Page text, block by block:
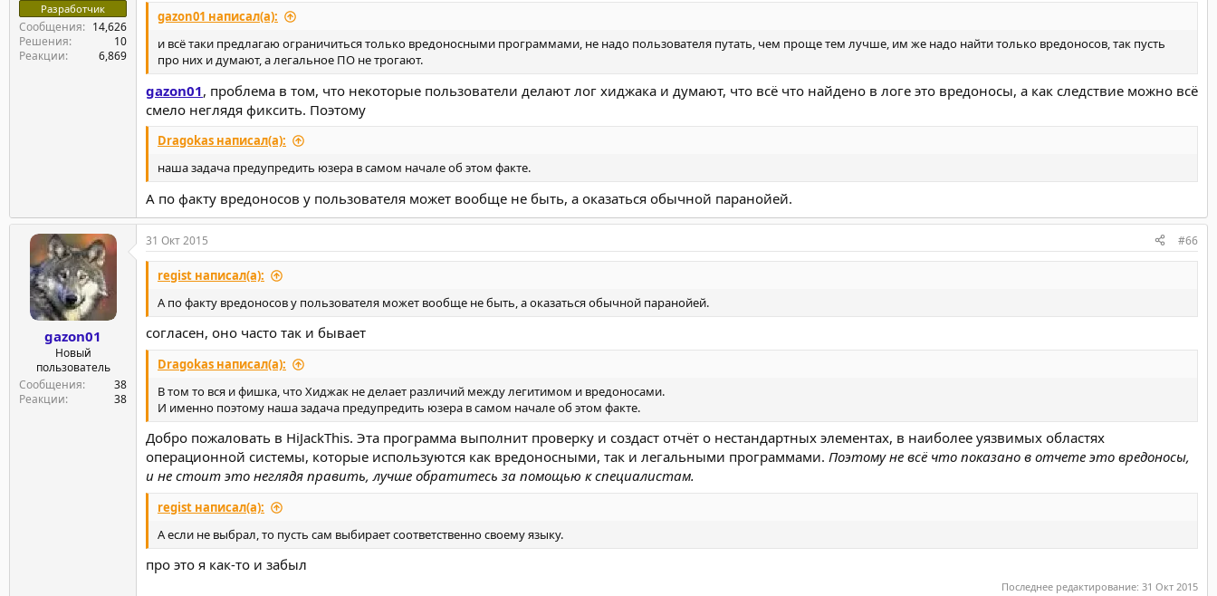
Разработчик
Сообщения
14,626
Решения
10
Реакции
6,869
gazon01 написал(а):
и всё таки предлагаю ограничиться только вредоносными программами, не надо пользователя путать, чем проще тем лучше, им же надо найти только вредоносов, так пусть
про них и думают, а легальное ПО не трогают.
gazon01, проблема в том, что некоторые пользователи делают лог хиджака и думают, что всё что найдено в логе это вредоносы, а как следствие можно всё
смело неглядя фиксить. Поэтому
Dragokas написал(а):
наша задача предупредить юзера в самом начале об этом факте.
А по факту вредоносов у пользователя может вообще не быть, а оказаться обычной паранойей.
gazon01
Новый
пользователь
Сообщения
38
Реакции
38
31 Окт 2015 #66
regist написал(а):
А по факту вредоносов у пользователя может вообще не быть, а оказаться обычной паранойей.
согласен, оно часто так и бывает
Dragokas написал(а):
В том то вся и фишка, что Хиджак не делает различий между легитимом и вредоносами.
И именно поэтому наша задача предупредить юзера в самом начале об этом факте.
Добро пожаловать в HiJackThis. Эта программа выполнит проверку и создаст отчёт о нестандартных элементах, в наиболее уязвимых областях
операционной системы, которые используются как вредоносными, так и легальными программами. Поэтому не всё что показано в отчете это вредоносы,
и не стоит это неглядя править, лучше обратитесь за помощью к специалистам.
regist написал(а):
А если не выбрал, то пусть сам выбирает соответственно своему языку.
про это я как-то и забыл
Последнее редактирование: 31 Окт 2015